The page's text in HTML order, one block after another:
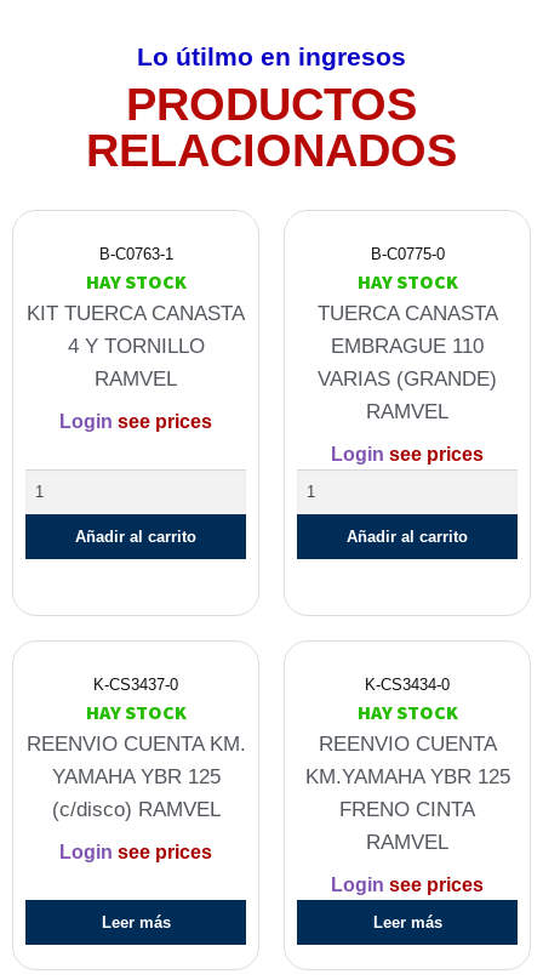
Lo útilmo en ingresos
PRODUCTOS
RELACIONADOS
B-C0763-1
HAY STOCK
KIT TUERCA CANASTA
4 Y TORNILLO
RAMVEL
Login see prices
Añadir al carrito
B-C0775-0
HAY STOCK
TUERCA CANASTA
EMBRAGUE 110
VARIAS (GRANDE)
RAMVEL
Login see prices
Añadir al carrito
K-CS3437-0
HAY STOCK
REENVIO CUENTA KM.
YAMAHA YBR 125
(c/disco) RAMVEL
Login see prices
Leer más
K-CS3434-0
HAY STOCK
REENVIO CUENTA
KM.YAMAHA YBR 125
FRENO CINTA
RAMVEL
Login see prices
Leer más